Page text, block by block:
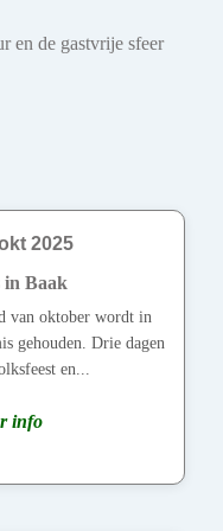
en de gastvrije sfeer
2025
in Baak
van oktober wordt in
gehouden. Drie dagen
en...
info